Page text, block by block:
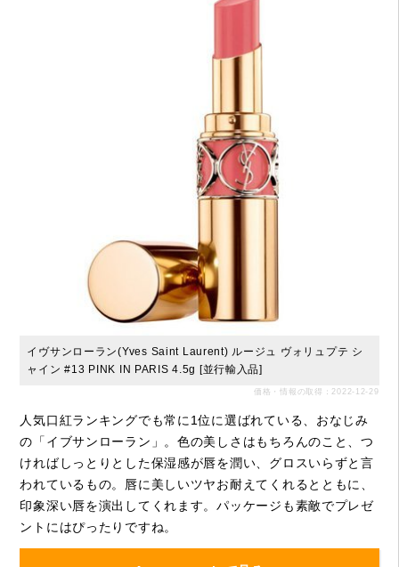
イヴサンローラン(Yves Saint Laurent) ルージュ ヴォリュプテ シ
ャイン #13 PINK IN PARIS 4.5g [並行輸入品]
価格・情報の取得：2022-12-29
人気口紅ランキングでも常に1位に選ばれている、おなじみ
の「イブサンローラン」。色の美しさはもちろんのこと、つ
ければしっとりとした保湿感が唇を潤い、グロスいらずと言
われているもの。唇に美しいツヤお耐えてくれるとともに、
印象深い唇を演出してくれます。パッケージも素敵でプレゼ
ントにはぴったりですね。